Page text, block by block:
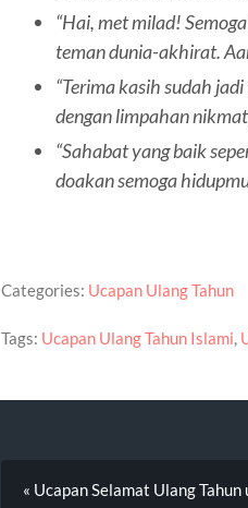
“Hai, met milad!
teman dunia-akhirat.
“Terima kasih sudah
dengan limpahan
“Sahabat yang baik
doakan semoga
Categories: Ucapan Ulang Tahun
Tags: Ucapan Ulang Tahun Islami,
« Ucapan Selamat Ulang